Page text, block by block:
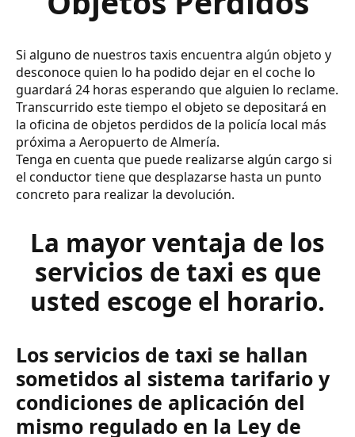
Si alguno de nuestros taxis encuentra algún objeto y
desconoce quien lo ha podido dejar en el coche lo
guardará 24 horas esperando que alguien lo reclame.
Transcurrido este tiempo el objeto se depositará en
la oficina de objetos perdidos de la policía local más
próxima a Aeropuerto de Almería.
Tenga en cuenta que puede realizarse algún cargo si
el conductor tiene que desplazarse hasta un punto
concreto para realizar la devolución.
La mayor ventaja de los
servicios de taxi es que
usted escoge el horario.
Los servicios de taxi se hallan
sometidos al sistema tarifario y
condiciones de aplicación del
mismo regulado en la Ley de